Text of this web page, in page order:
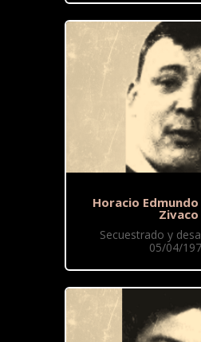
Horacio
Zivaco
Secuestrado y
05/04/